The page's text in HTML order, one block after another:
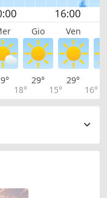
Gio Ven
18°
29°
15°
29°
16°